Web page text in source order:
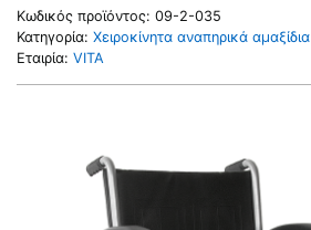
Κωδικός προϊόντος: 09-2-035
Κατηγορία: Χειροκίνητα αναπηρικά αμαξίδια
Εταιρία: VITA